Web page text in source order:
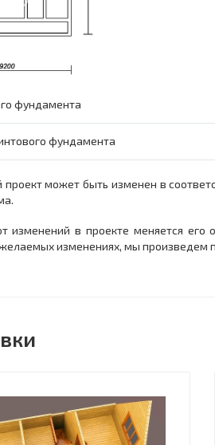
фундамента
фундамента
проект может быть изменен в
изменений в проекте меняется его
изменениях, мы произведем